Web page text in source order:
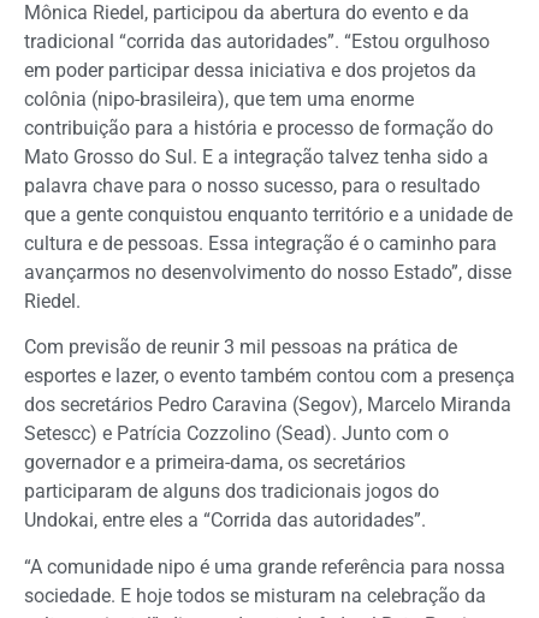
Mônica Riedel, participou da abertura do evento e da
tradicional “corrida das autoridades”. “Estou orgulhoso
em poder participar dessa iniciativa e dos projetos da
colônia (nipo-brasileira), que tem uma enorme
contribuição para a história e processo de formação do
Mato Grosso do Sul. E a integração talvez tenha sido a
palavra chave para o nosso sucesso, para o resultado
que a gente conquistou enquanto território e a unidade de
cultura e de pessoas. Essa integração é o caminho para
avançarmos no desenvolvimento do nosso Estado”, disse
Riedel.
Com previsão de reunir 3 mil pessoas na prática de
esportes e lazer, o evento também contou com a presença
dos secretários Pedro Caravina (Segov), Marcelo Miranda
Setescc) e Patrícia Cozzolino (Sead). Junto com o
governador e a primeira-dama, os secretários
participaram de alguns dos tradicionais jogos do
Undokai, entre eles a “Corrida das autoridades”.
“A comunidade nipo é uma grande referência para nossa
sociedade. E hoje todos se misturam na celebração da